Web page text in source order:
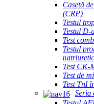
Casetă
(CRP)
Testul
Testul
Test
Testul
Test CK-
Test de
Test TnI
Seria